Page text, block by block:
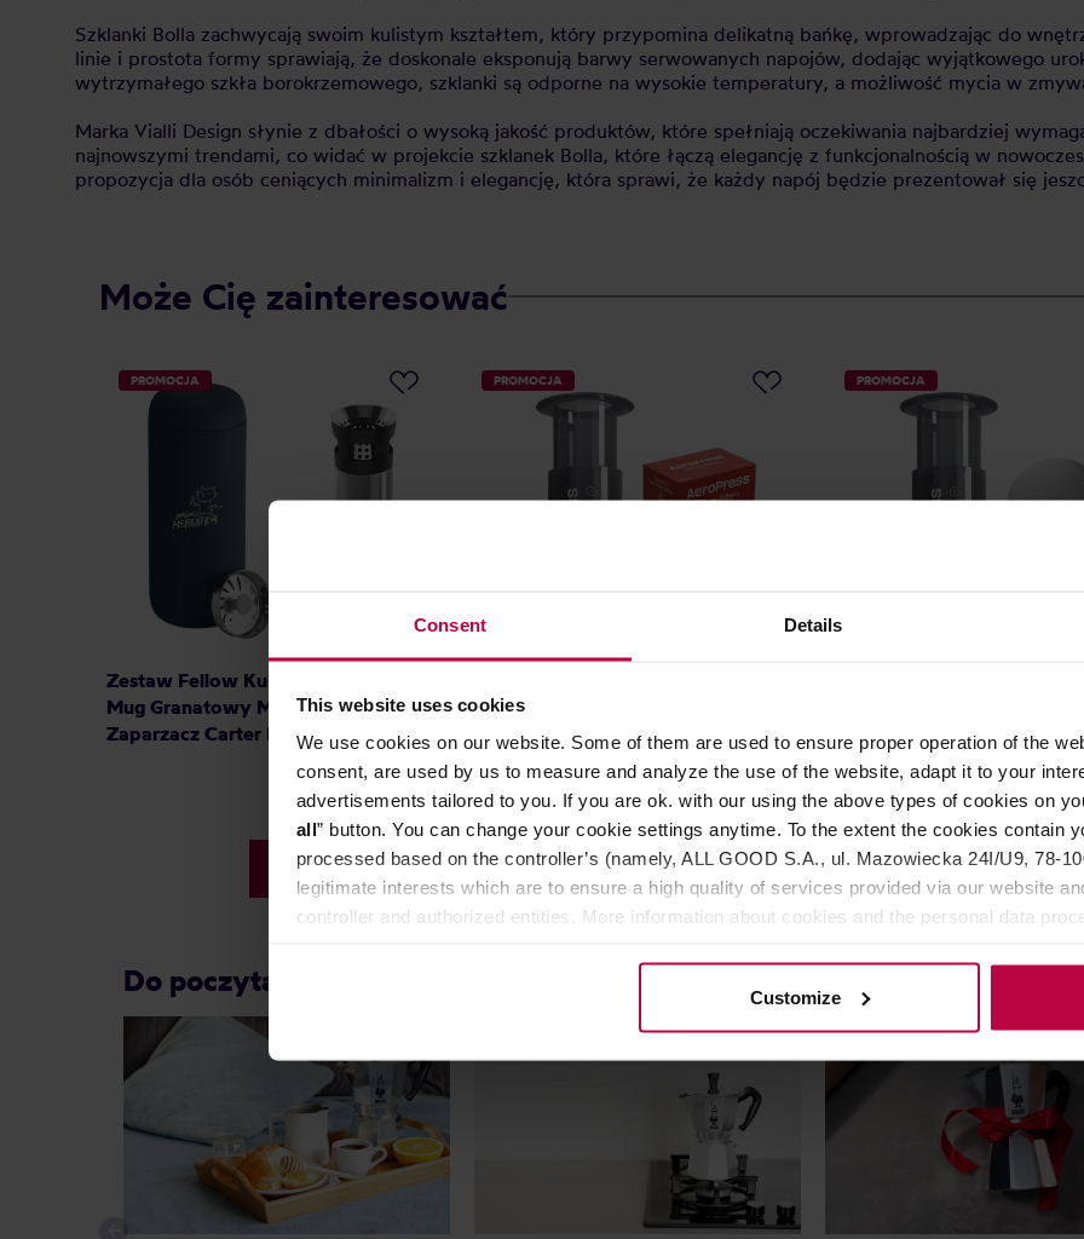
Consent Details
This website uses cookies
We use cookies on our website. Some of them are used to ensure proper operation of the
consent, are used by us to measure and analyze the use of the website, adapt it to your
advertisements tailored to you. If you are ok. with our using the above types of cookies on
all” button. You can change your cookie settings anytime. To the extent the cookies contain
processed based on the controller’s (namely, ALL GOOD S.A., ul. Mazowiecka 24I/U9, 78-
legitimate interests which are to ensure a high quality of services provided via our website
controller and authorized entities. More information about cookies and the personal data
Customize
Szklanki Bolla zachwycają swoim kulistym kształtem, który przypomina delikatną bańkę, wprowadzając do
linie i prostota formy sprawiają, że doskonale eksponują barwy serwowanych napojów, dodając wyjątkowego
wytrzymałego szkła borokrzemowego, szklanki są odporne na wysokie temperatury, a możliwość mycia w
Marka Vialli Design słynie z dbałości o wysoką jakość produktów, które spełniają oczekiwania najbardziej
najnowszymi trendami, co widać w projekcie szklanek Bolla, które łączą elegancję z funkcjonalnością w
propozycja dla osób ceniących minimalizm i elegancję, która sprawi, że każdy napój będzie prezentował się
Może Cię zainteresować
PROMOCJA
Zestaw Fellow Kubek Carter Move
Mug Granatowy Mroux 473 ml +
Zaparzacz Carter Infuser
319,89 zł
Najniższa cena: 243,86 zł
169,98 zł
PROMOCJA
Zaparzacz do kawy + filtry 350 szt
218,90 zł
Najniższa cena: 134,99 zł
124,99 zł
PROMOCJA
Najniższa
Do poczytania przy kawie: